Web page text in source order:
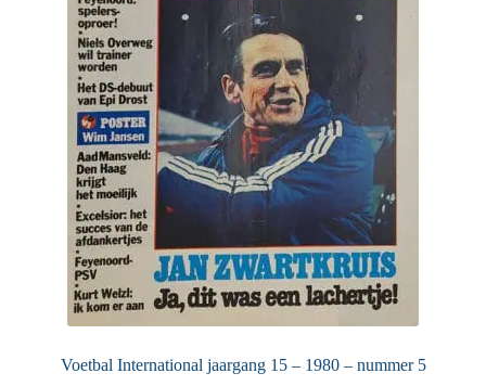
Voetbal International jaargang 15 – 1980 – nummer 5